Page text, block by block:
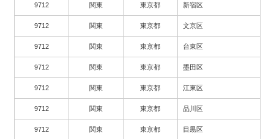
9712 関東 東京都 新宿区
9712 関東 東京都 文京区
9712 関東 東京都 台東区
9712 関東 東京都 墨田区
9712 関東 東京都 江東区
9712 関東 東京都 品川区
9712 関東 東京都 目黒区